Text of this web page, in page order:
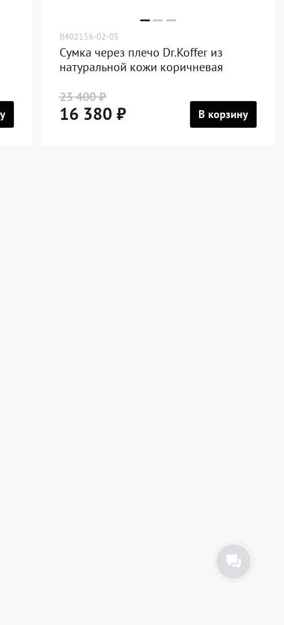
B402156-02-05
Сумка через плечо Dr.Koffer из
натуральной кожи коричневая
23 400 ₽
16 380 ₽ В корзину